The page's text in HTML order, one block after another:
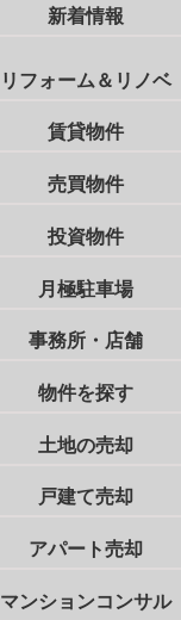
新着情報
リフォーム＆リノベ
賃貸物件
売買物件
投資物件
月極駐車場
事務所・店舗
物件を探す
土地の売却
戸建て売却
アパート売却
マンションコンサル